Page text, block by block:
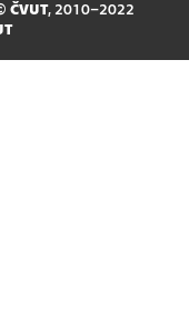
ČVUT, 2010–2022